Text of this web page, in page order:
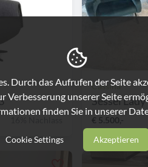
Cassina
Sessel Lady
€ 5.500,-
Durch das Aufrufen der Seite
unserer Seite
finden Sie in unserer
Cookie Settings Akzeptieren